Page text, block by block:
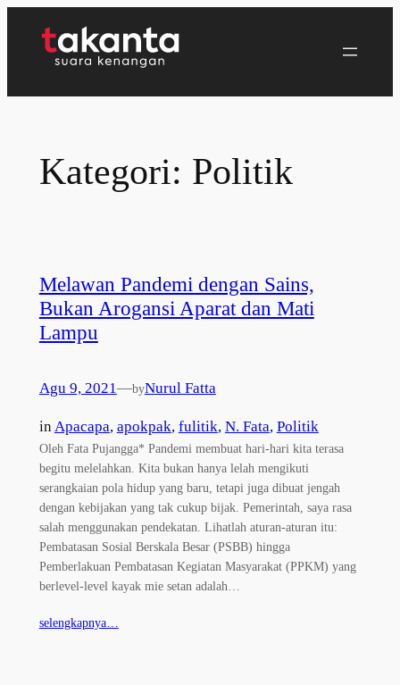
Kategori: Politik
Melawan Pandemi dengan Sains,
Bukan Arogansi Aparat dan Mati
Lampu
Agu 9, 2021—byNurul Fatta
in Apacapa, apokpak, fulitik, N. Fata, Politik
Oleh Fata Pujangga* Pandemi membuat hari-hari kita terasa
begitu melelahkan. Kita bukan hanya lelah mengikuti
serangkaian pola hidup yang baru, tetapi juga dibuat jengah
dengan kebijakan yang tak cukup bijak. Pemerintah, saya rasa
salah menggunakan pendekatan. Lihatlah aturan-aturan itu:
Pembatasan Sosial Berskala Besar (PSBB) hingga
Pemberlakuan Pembatasan Kegiatan Masyarakat (PPKM) yang
berlevel-level kayak mie setan adalah…
selengkapnya…